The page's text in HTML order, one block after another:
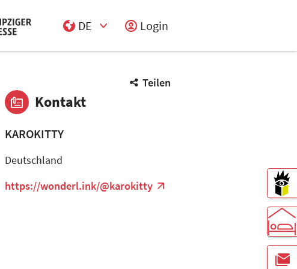
DE
Login
Teilen
Kontakt
KAROKITTY
Deutschland
https://wonderl.ink/@karokitty